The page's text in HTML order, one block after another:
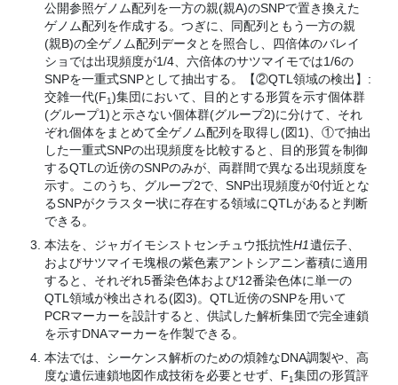
公開参照ゲノム配列を一方の親(親A)のSNPで置き換えた
ゲノム配列を作成する。つぎに、同配列ともう一方の親
(親B)の全ゲノム配列データとを照合し、四倍体のバレイ
ショでは出現頻度が1/4、六倍体のサツマイモでは1/6の
SNPを一重式SNPとして抽出する。【②QTL領域の検出】:
交雑一代(F1)集団において、目的とする形質を示す個体群
(グループ1)と示さない個体群(グループ2)に分けて、それ
ぞれ個体をまとめて全ゲノム配列を取得し(図1)、①で抽出
した一重式SNPの出現頻度を比較すると、目的形質を制御
するQTLの近傍のSNPのみが、両群間で異なる出現頻度を
示す。このうち、グループ2で、SNP出現頻度が0付近とな
るSNPがクラスター状に存在する領域にQTLがあると判断
できる。
本法を、ジャガイモシストセンチュウ抵抗性H1 遺伝子、
およびサツマイモ塊根の紫色素アントシアニン蓄積に適用
すると、それぞれ5番染色体および12番染色体に単一の
QTL領域が検出される(図3)。QTL近傍のSNPを用いて
PCRマーカーを設計すると、供試した解析集団で完全連鎖
を示すDNAマーカーを作製できる。
本法では、シーケンス解析のための煩雑なDNA調製や、高
度な遺伝連鎖地図作成技術を必要とせず、F1集団の形質評